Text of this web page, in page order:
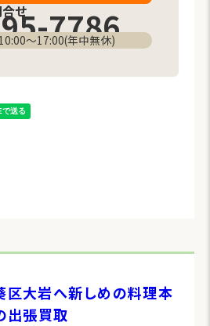
せ 7786
〜17:00(年中無休)
区大岩へ新しめの料理本
出張買取